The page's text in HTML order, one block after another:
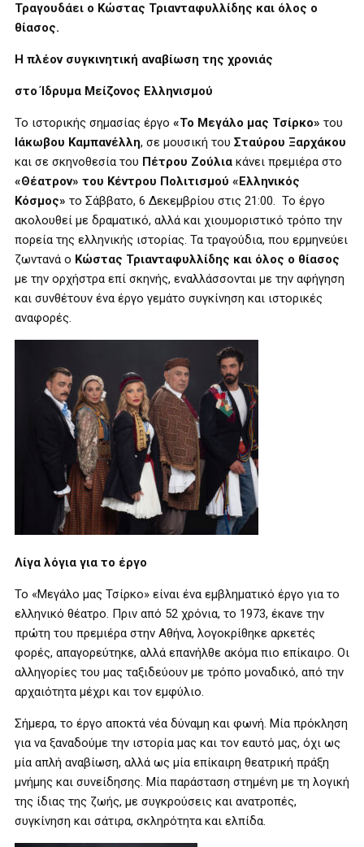
Τραγουδάει ο Κώστας Τριανταφυλλίδης και όλος ο
θίασος.
Η πλέον συγκινητική αναβίωση της χρονιάς
στοΊδρυμα Μείζονος Ελληνισμού
Το ιστορικής σημασίας έργο «Το Μεγάλο μας Τσίρκο» του
Ιάκωβου Καμπανέλλη, σε μουσική του Σταύρου Ξαρχάκου
και σε σκηνοθεσία του Πέτρου Ζούλια κάνει πρεμιέρα στο
«Θέατρον» του Κέντρου Πολιτισμού «Ελληνικός
Κόσμος» το Σάββατο, 6 Δεκεμβρίου στις 21:00. Το έργο
ακολουθεί με δραματικό, αλλά και χιουμοριστικό τρόπο την
πορεία της ελληνικής ιστορίας. Τα τραγούδια, που ερμηνεύει
ζωντανά ο Κώστας Τριανταφυλλίδης και όλος ο θίασος
με την ορχήστρα επί σκηνής, εναλλάσσονται με την αφήγηση
και συνθέτουν ένα έργο γεμάτο συγκίνηση και ιστορικές
αναφορές.
Λίγα λόγια για το έργο
Το «Μεγάλο μας Τσίρκο» είναι ένα εμβληματικό έργο για το
ελληνικό θέατρο. Πριν από 52 χρόνια, το 1973, έκανε την
πρώτη του πρεμιέρα στην Αθήνα, λογοκρίθηκε αρκετές
φορές, απαγορεύτηκε, αλλά επανήλθε ακόμα πιο επίκαιρο. Οι
αλληγορίες του μας ταξιδεύουν με τρόπο μοναδικό, από την
αρχαιότητα μέχρι και τον εμφύλιο.
Σήμερα, το έργο αποκτά νέα δύναμη και φωνή. Μία πρόκληση
για να ξαναδούμε την ιστορία μας και τον εαυτό μας, όχι ως
μία απλή αναβίωση, αλλά ως μία επίκαιρη θεατρική πράξη
μνήμης και συνείδησης. Μία παράσταση στημένη με τη λογική
της ίδιας της ζωής, με συγκρούσεις και ανατροπές,
συγκίνηση και σάτιρα, σκληρότητα και ελπίδα.